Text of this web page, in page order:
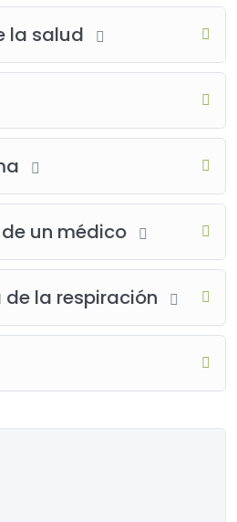
la salud
un médico
la respiración